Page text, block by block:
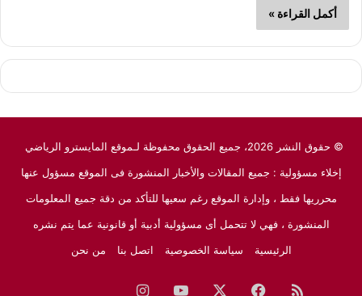
أكمل القراءة »
© حقوق النشر 2026، جميع الحقوق محفوظة لـموقع المايسترو الرياضي
إخلاء مسؤولية : جميع المقالات والأخبار المنشورة فى الموقع مسؤول عنها
محرريها فقط ، وإدارة الموقع رغم سعيها للتأكد من دقة جميع المعلومات
المنشورة ، فهي لا تتحمل أى مسؤولية أدبية أو قانونية عما يتم نشره
الرئيسية
سياسة الخصوصية اتصل بنا من نحن
ملخصفيسبوك ‫YouTubeانستقرام